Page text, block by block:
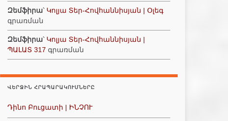
Զեմֆիրա՝ Կոլյա Տեր-Հովհաննիսյան | Օլեգ
գրառման
Զեմֆիրա՝ Կոլյա Տեր-Հովհաննիսյան |
ՊԱԼԱՏ 317 գրառման
ՎԵՐՋԻՆ ՀՐԱՊԱՐԱԿՈՒՄՆԵՐԸ
Դինո Բուցատի | ԻՆՉՈՒ